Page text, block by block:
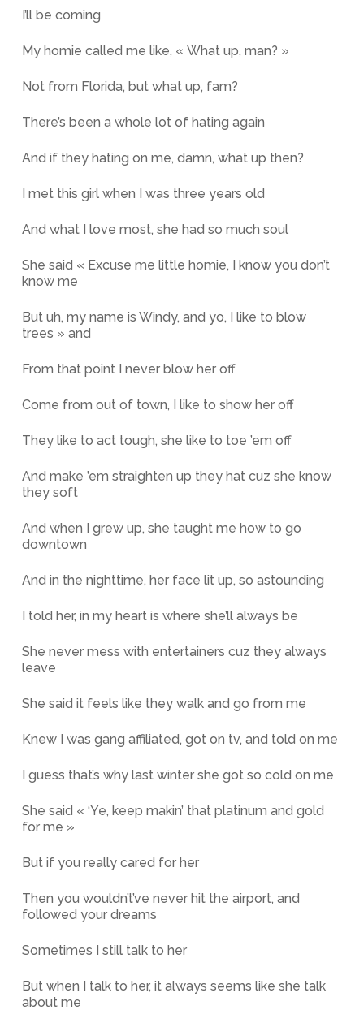
I’ll be coming
My homie called me like, « What up, man? »
Not from Florida, but what up, fam?
There’s been a whole lot of hating again
And if they hating on me, damn, what up then?
I met this girl when I was three years old
And what I love most, she had so much soul
She said « Excuse me little homie, I know you don’t
know me
But uh, my name is Windy, and yo, I like to blow
trees » and
From that point I never blow her off
Come from out of town, I like to show her off
They like to act tough, she like to toe ’em off
And make ’em straighten up they hat cuz she know
they soft
And when I grew up, she taught me how to go
downtown
And in the nighttime, her face lit up, so astounding
I told her, in my heart is where she’ll always be
She never mess with entertainers cuz they always
leave
She said it feels like they walk and go from me
Knew I was gang affiliated, got on tv, and told on me
I guess that’s why last winter she got so cold on me
She said « ‘Ye, keep makin’ that platinum and gold
for me »
But if you really cared for her
Then you wouldn’t’ve never hit the airport, and
followed your dreams
Sometimes I still talk to her
But when I talk to her, it always seems like she talk
about me